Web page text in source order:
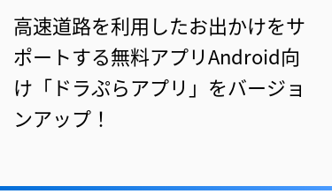
高速道路を利用したお出かけをサ
ポートする無料アプリAndroid向
け「ドラぷらアプリ」をバージョ
ンアップ！